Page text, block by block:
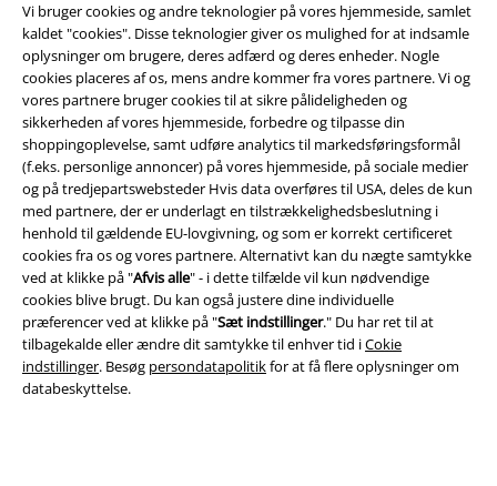
Vi bruger cookies og andre teknologier på vores hjemmeside, samlet
kaldet "cookies". Disse teknologier giver os mulighed for at indsamle
oplysninger om brugere, deres adfærd og deres enheder. Nogle
cookies placeres af os, mens andre kommer fra vores partnere. Vi og
vores partnere bruger cookies til at sikre pålideligheden og
sikkerheden af ​​vores hjemmeside, forbedre og tilpasse din
shoppingoplevelse, samt udføre analytics til markedsføringsformål
(f.eks. personlige annoncer) på vores hjemmeside, på sociale medier
og på tredjepartswebsteder Hvis data overføres til USA, deles de kun
med partnere, der er underlagt en tilstrækkelighedsbeslutning i
henhold til gældende EU-lovgivning, og som er korrekt certificeret
cookies fra os og vores partnere. Alternativt kan du nægte samtykke
ved at klikke på "Afvis alle" - i dette tilfælde vil kun nødvendige
cookies blive brugt. Du kan også justere dine individuelle
præferencer ved at klikke på "Sæt indstillinger." Du har ret til at
tilbagekalde eller ændre dit samtykke til enhver tid iCokie
indstillinger. Besøg persondatapolitikfor at få flere oplysninger om
databeskyttelse.
A Warner Music Group Company